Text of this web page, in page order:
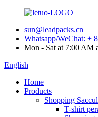
sun@leadpacks.cn
Whatsapp/WeChat: +
Mon - Sat at 7:00 AM
English
Home
Products
Shopping
T-shirt